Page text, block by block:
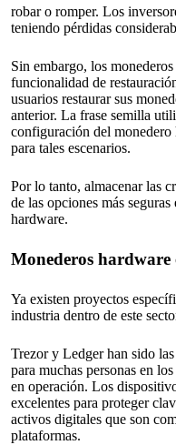
robar o romper. Los
teniendo pérdidas
Sin embargo, los
funcionalidad de
usuarios restaurar sus
anterior. La frase semilla
configuración del monedero
para tales escenarios.
Por lo tanto, almacenar las
de las opciones más
hardware.
Monederos hardware
Ya existen proyectos
industria dentro de este
Trezor y Ledger han sido
para muchas personas en
en operación. Los
excelentes para proteger
activos digitales que son
plataformas.